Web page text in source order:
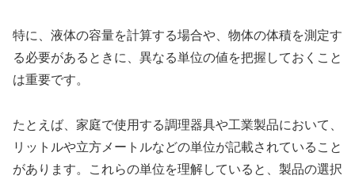
特に、液体の容量を計算する場合や、物体の体積を測定す
る必要があるときに、異なる単位の値を把握しておくこと
は重要です。
たとえば、家庭で使用する調理器具や工業製品において、
リットルや立方メートルなどの単位が記載されていること
があります。これらの単位を理解していると、製品の選択